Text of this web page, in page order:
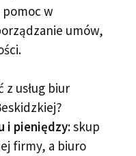
pomoc w
umów,
z usług biur
i pieniędzy:skup
firmy, a biuro